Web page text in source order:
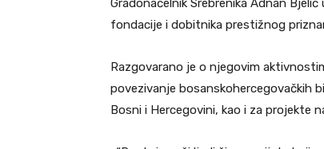
Gradonačelnik Srebrenika Adnan
fondacije i dobitnika prestižnog
Razgovarano je o njegovim
povezivanje bosanskohercegovačkih
Bosni i Hercegovini, kao i za projekte